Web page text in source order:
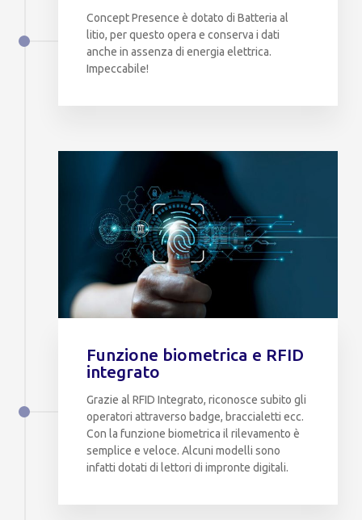
Concept Presence è dotato di Batteria al
litio, per questo opera e conserva i dati
anche in assenza di energia elettrica.
Impeccabile!
Funzione biometrica e RFID
integrato
Grazie al RFID Integrato, riconosce subito gli
operatori attraverso badge, braccialetti ecc.
Con la funzione biometrica il rilevamento è
semplice e veloce. Alcuni modelli sono
infatti dotati di lettori di impronte digitali.